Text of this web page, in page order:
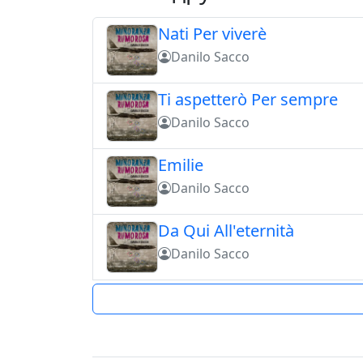
Nati Per viverè
Danilo Sacco
Ti aspetterò Per sempre
Danilo Sacco
Emilie
Danilo Sacco
Da Qui All'eternità
Danilo Sacco